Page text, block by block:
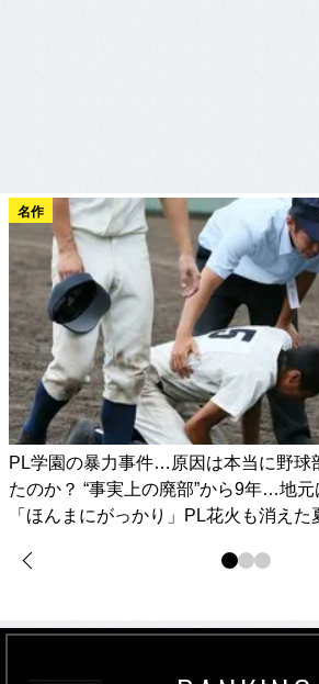
名作
PL学園の暴力事件…原因は本当に野球
たのか？ “事実上の廃部”から9年…地元
「ほんまにがっかり」PL花火も消えた